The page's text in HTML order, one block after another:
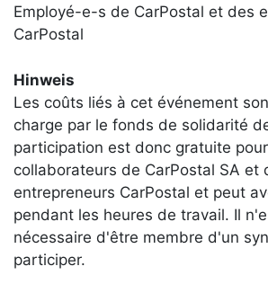
Employé-e-s de CarPostal et des
CarPostal
Hinweis
Les coûts liés à cet événement
charge par le fonds de solidarité
participation est donc gratuite
collaborateurs de CarPostal SA et
entrepreneurs CarPostal et peut
pendant les heures de travail. Il
nécessaire d'être membre d'un
participer.